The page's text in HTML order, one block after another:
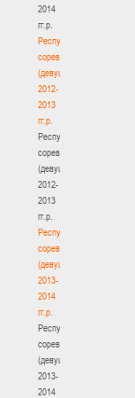
2014
гг.р.
Республиканские
соревнования
(девушки)
2012-
2013
гг.р.
Республиканские
соревнования
(девушки)
2012-
2013
гг.р.
Республиканские
соревнования
(девушки)
2013-
2014
гг.р.
Республиканские
соревнования
(девушки)
2013-
2014